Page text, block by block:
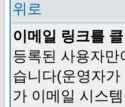
위로
이메일 링크를
등록된 사용자
습니다(운영자
가 이메일 시스